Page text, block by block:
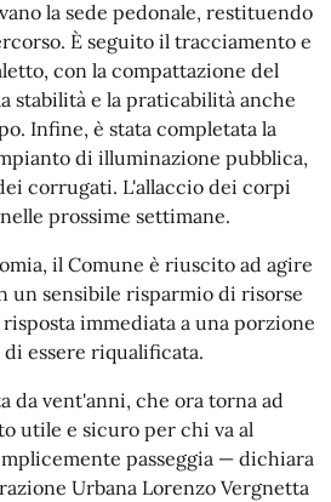
la sede pedonale, restituendo
È seguito il tracciamento e
con la compattazione del
stabilità e la praticabilità anche
Infine, è stata completata la
di illuminazione pubblica,
corrugati. L'allaccio dei corpi
prossime settimane.
il Comune è riuscito ad agire
un sensibile risparmio di risorse
immediata a una porzione
essere riqualificata.
da vent'anni, che ora torna ad
utile e sicuro per chi va al
passeggia — dichiara
Urbana Lorenzo Vergnetta